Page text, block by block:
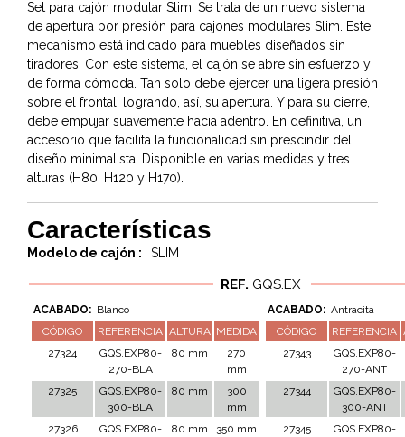
Set para cajón modular Slim. Se trata de un nuevo sistema
de apertura por presión para cajones modulares Slim. Este
mecanismo está indicado para muebles diseñados sin
tiradores. Con este sistema, el cajón se abre sin esfuerzo y
de forma cómoda. Tan solo debe ejercer una ligera presión
sobre el frontal, logrando, así, su apertura. Y para su cierre,
debe empujar suavemente hacia adentro. En definitiva, un
accesorio que facilita la funcionalidad sin prescindir del
diseño minimalista. Disponible en varias medidas y tres
alturas (H80, H120 y H170).
Características
Modelo de cajón : SLIM
REF. GQS.EX
ACABADO: Blanco
CÓDIGO
REFERENCIA ALTURA MEDIDA
27324
GQS.EXP80-
270-BLA
80 mm
270
mm
27325
GQS.EXP80-
300-BLA
80 mm
300
mm
27326
GQS.EXP80-
80 mm 350 mm
ACABADO: Antracita
CÓDIGO
REFERENCIA
27343
GQS.EXP80-
270-ANT
27344
GQS.EXP80-
300-ANT
27345
GQS.EXP80-